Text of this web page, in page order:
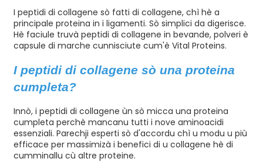
I peptidi di collagene sò fatti di collagene, chì hè a
principale proteina in i ligamenti. Sò simplici da digerisce.
Hè faciule truvà peptidi di collagene in bevande, polveri è
capsule di marche cunnisciute cum'è Vital Proteins.
I peptidi di collagene sò una proteina
cumpleta?
Innò, i peptidi di collagene ùn sò micca una proteina
cumpleta perchè mancanu tutti i nove aminoacidi
essenziali. Parechji esperti sò d'accordu chì u modu u più
efficace per massimizà i benefici di u collagene hè di
cumminallu cù altre proteine.